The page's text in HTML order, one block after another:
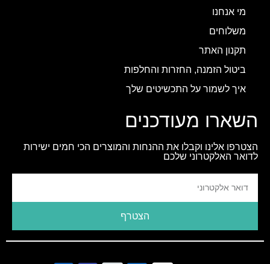
מי אנחנו
משלוחים
תקנון האתר
ביטול הזמנה, החזרות והחלפות
איך לשמור על התכשיטים שלך
השארו מעודכנים
הצטרפו אלינו וקבלו את ההנחות והמוצרים הכי חמים ישירות
לדואר האלקטרוני שלכם
הצטרף